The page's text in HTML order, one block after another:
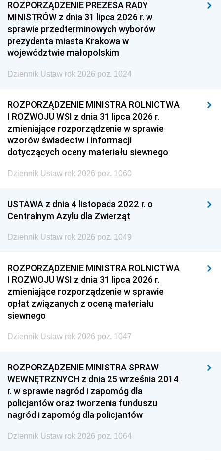
ROZPORZĄDZENIE PREZESA RADY
MINISTRÓW z dnia 31 lipca 2026 r. w
sprawie przedterminowych wyborów
prezydenta miasta Krakowa w
województwie małopolskim
Dziennik Ustaw rok 2026 poz. 1024
ROZPORZĄDZENIE MINISTRA ROLNICTWA
I ROZWOJU WSI z dnia 31 lipca 2026 r.
zmieniające rozporządzenie w sprawie
wzorów świadectw i informacji
dotyczących oceny materiału siewnego
Dziennik Ustaw rok 2026 poz. 1060
USTAWA z dnia 4 listopada 2022 r. o
Centralnym Azylu dla Zwierząt
Dziennik Ustaw rok 2026 poz. 1049
ROZPORZĄDZENIE MINISTRA ROLNICTWA
I ROZWOJU WSI z dnia 31 lipca 2026 r.
zmieniające rozporządzenie w sprawie
opłat związanych z oceną materiału
siewnego
Dziennik Ustaw rok 2026 poz. 1047
ROZPORZĄDZENIE MINISTRA SPRAW
WEWNĘTRZNYCH z dnia 25 września 2014
r. w sprawie nagród i zapomóg dla
policjantów oraz tworzenia funduszu
nagród i zapomóg dla policjantów
Dziennik Ustaw rok 2026 poz. 1064